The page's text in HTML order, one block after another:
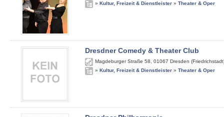
» Kultur, Freizeit & Dienstleister » Theater & Oper
Dresdner Comedy & Theater Club
Magdeburger Straße 58 01067 Dresden
» Kultur, Freizeit & Dienstleister » Theater & Oper